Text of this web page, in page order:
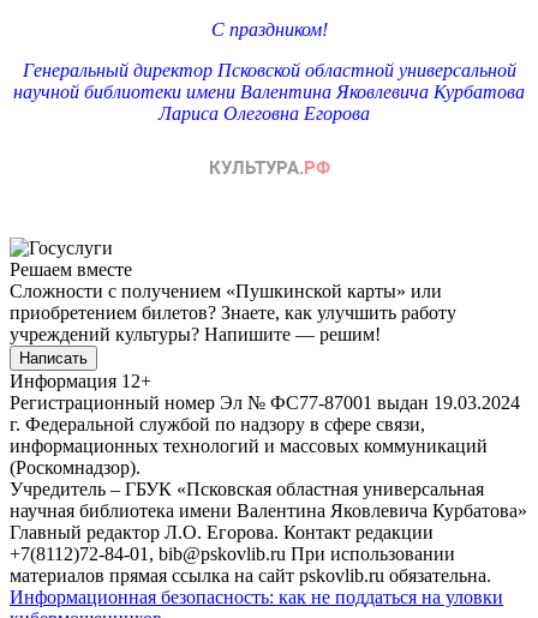
С праздником!
Генеральный директор Псковской областной универсальной
научной библиотеки имени Валентина Яковлевича Курбатова
Лариса Олеговна Егорова
Решаем вместе
Сложности с получением «Пушкинской карты» или
приобретением билетов? Знаете, как улучшить работу
учреждений культуры? Напишите — решим!
Написать
Информация 12+
Регистрационный номер Эл № ФС77-87001 выдан 19.03.2024
г. Федеральной службой по надзору в сфере связи,
информационных технологий и массовых коммуникаций
(Роскомнадзор).
Учредитель – ГБУК «Псковская областная универсальная
научная библиотека имени Валентина Яковлевича Курбатова»
Главный редактор Л.О. Егорова. Контакт редакции
+7(8112)72-84-01, bib@pskovlib.ru При использовании
материалов прямая ссылка на сайт pskovlib.ru обязательна.
Информационная безопасность: как не поддаться на уловки